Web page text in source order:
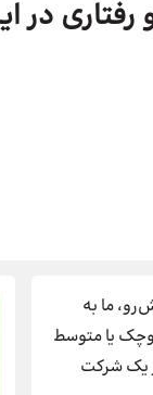
ما به
یا متوسط
یک شرکت